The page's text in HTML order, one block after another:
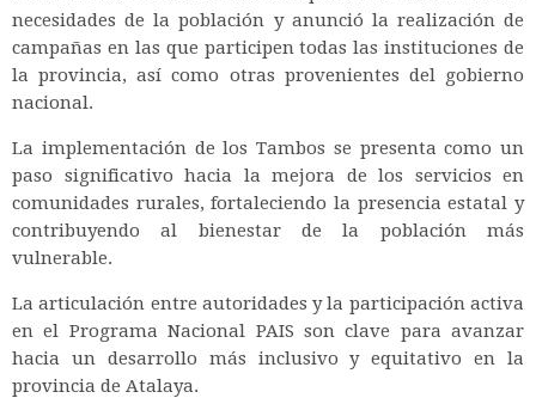
necesidades de la población y anunció la realización de
campañas en las que participen todas las instituciones de
la provincia, así como otras provenientes del gobierno
nacional.
La implementación de los Tambos se presenta como un
paso significativo hacia la mejora de los servicios en
comunidades rurales, fortaleciendo la presencia estatal y
contribuyendo al bienestar de la población más
vulnerable.
La articulación entre autoridades y la participación activa
en el Programa Nacional PAIS son clave para avanzar
hacia un desarrollo más inclusivo y equitativo en la
provincia de Atalaya.